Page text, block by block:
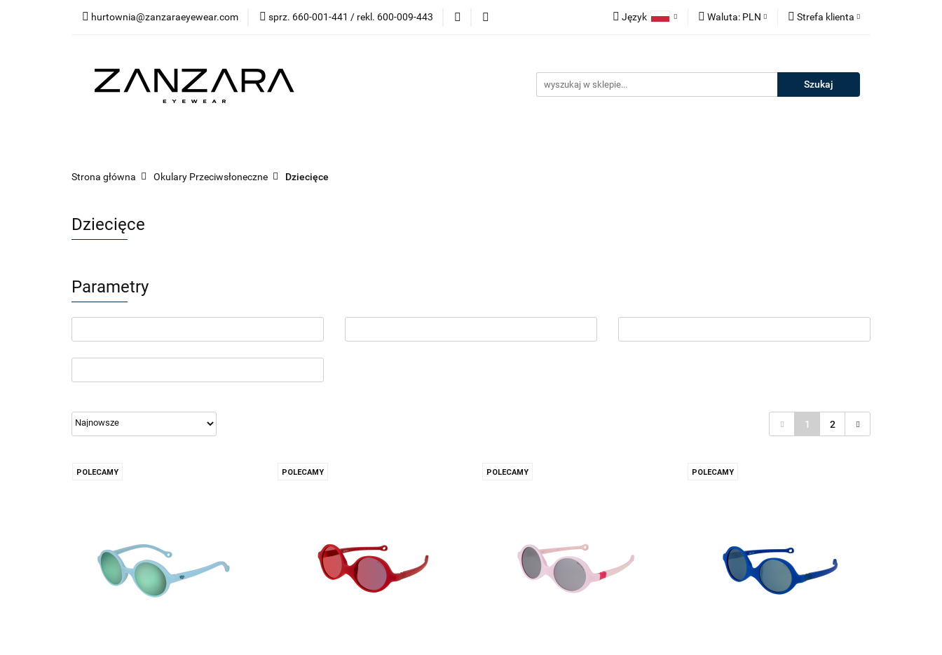
hurtownia@zanzaraeyewear.com sprz. 660-001-441 / rekl. 600-009-443 Język
English
German
Waluta: PLN
EUR
Strefa klienta
Zarejestruj się
Dodaj zgłoszenie
Bestsellery Kategorie Środki ochrony (maski)
NOWOŚCI Oprawki korekcyjne Oprawki Clip On Okulary przeciwsłoneczne
Akcesoria Bestsellery Kategorie
Strona główna Okulary Przeciwsłoneczne Dziecięce
Dziecięce
Parametry
1 2
POLECAMY POLECAMY POLECAMY POLECAMY